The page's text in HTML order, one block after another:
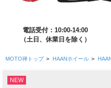
電話受付：10:00-14:00
（土日、休業日を除く）
MOTO禅トップ > HAANホイール >
NEW